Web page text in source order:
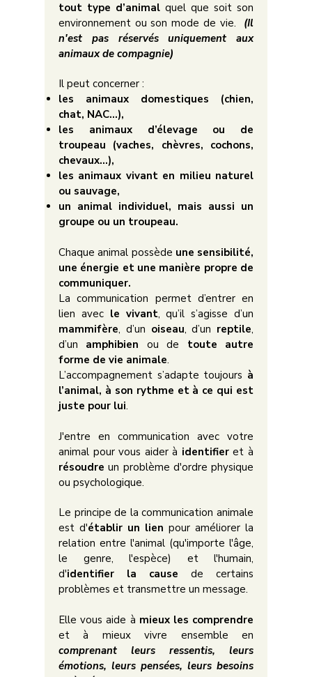
tout type d’animal quel que soit son
environnement ou son mode de vie.
(Il
n'est pas réservés uniquement aux
animaux de compagnie)
Il peut concerner :
les animaux domestiques (chien,
chat, NAC…),
les animaux d’élevage ou de
troupeau (vaches, chèvres, cochons,
chevaux…),
les animaux vivant en milieu naturel
ou sauvage,
un animal individuel, mais aussi un
groupe ou un troupeau.
Chaque animal possède une sensibilité,
une énergie et une manière propre de
communiquer.
La communication permet d’entrer en
lien avec le vivant, qu’il s’agisse d’un
mammifère, d’un oiseau, d’un reptile,
d’un amphibien ou de toute autre
forme de vie animale.
L’accompagnement s’adapte toujours à
l’animal, à son rythme et à ce qui est
juste pour lui.
J'entre en communication avec votre
animal pour vous aider à identifieret à
résoudre un problème d'ordre physique
ou psychologique.
Le principe de la communication animale
est d'établir un lien pour améliorer la
relation entre l'animal (qu'importe l'âge,
le genre, l'espèce) et l'humain,
d'identifier la cause de certains
problèmes et transmettre un message.
Elle vous aide à mieux les comprendre
et à mieux vivre ensemble en
comprenant leurs ressentis, leurs
émotions, leurs pensées, leurs besoins